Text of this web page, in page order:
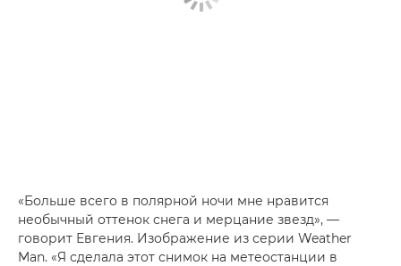
«Больше всего в полярной ночи мне нравится
необычный оттенок снега и мерцание звезд», —
говорит Евгения. Изображение из серии Weather
Man. «Я сделала этот снимок на метеостанции в